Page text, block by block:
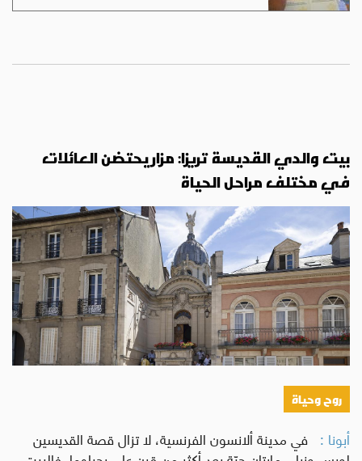
بيت والدي القديسة تريزا: مزار يحتضن العائلات
في مختلف مراحل الحياة
روح وحياة
أبونا : في مدينة ألانسون الفرنسية، لا تزال قصة القديسين